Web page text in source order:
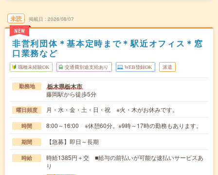
未読
NEW
掲載日 2026/08/07
非営利団体＊基本定時まで＊駅近オフィス＊窓
口業務など
職種未経験OK 交通費別途支給あり WEB登録OK 派遣
勤務地 栃木県栃木市
藤岡駅から徒歩5分
曜日頻度 月・水・金・土・日・祝 ※火・木がお休みです。
時間 8:00～16:00 ※休憩60分。※9時～17時の勤務もあります。
期間 【急募】即日～長期
時給
時給1385円＋交 ■給与の前払いが可能な速払いサービスあ
り